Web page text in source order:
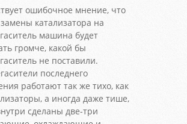
ошибочное мнение, что
катализатора на
машина будет
громче, какой бы
не поставили.
последнего
работают так же тихо, как
а иногда даже тише,
сделаны две-три